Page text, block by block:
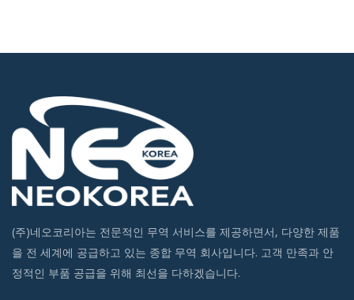
(주)네오코리아는 전문적인 무역 서비스를 제공하면서, 다양한 제품
을 전 세계에 공급하고 있는 종합 무역 회사입니다. 고객 만족과 안
정적인 부품 공급을 위해 최선을 다하겠습니다.